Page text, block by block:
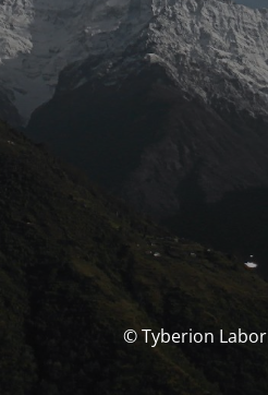
© Tyberion